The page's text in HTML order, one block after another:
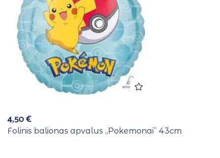
4,50€
Folinis balionas apvalus ,,Pokemonai” 43cm